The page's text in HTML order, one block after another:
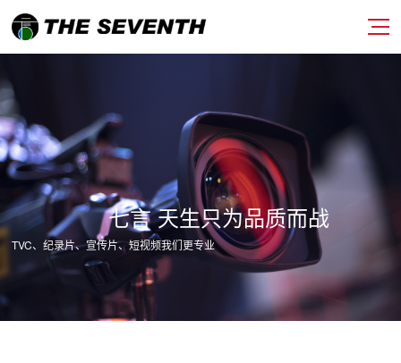
七言 天生只为品质而战
TVC、纪录片、宣传片、短视频我们更专业